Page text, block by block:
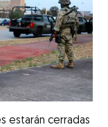
estarán cerradas